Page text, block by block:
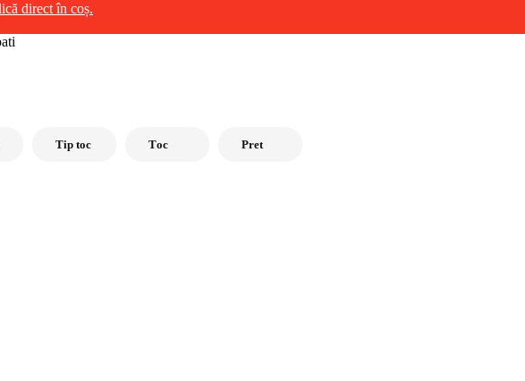
direct în coș.
Tip toc Tоc Pret